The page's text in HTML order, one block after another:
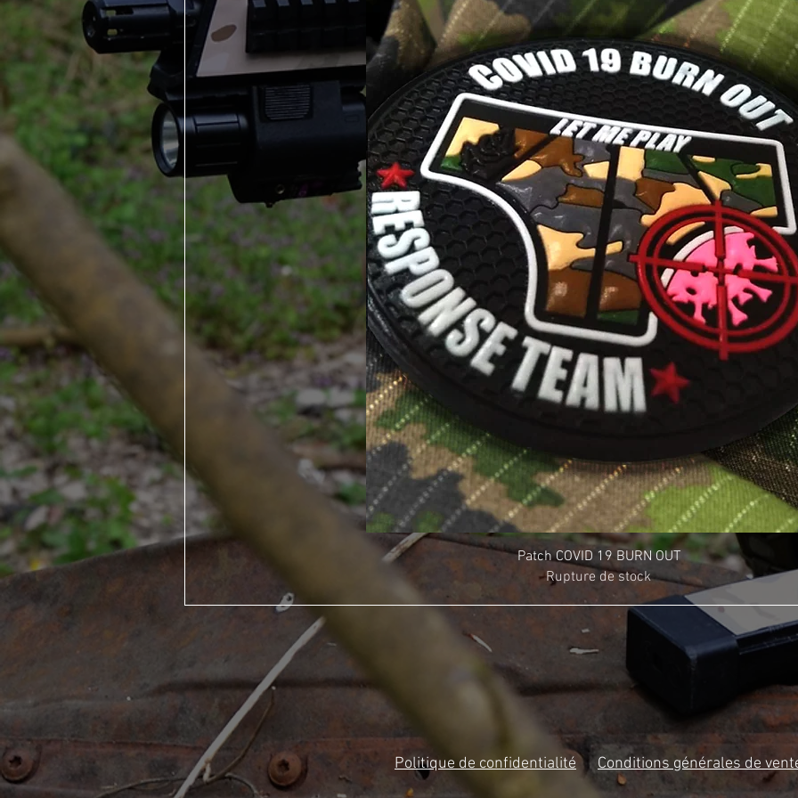
Patch COVID 19 BURN OUT
Rupture de stock
Politique de confidentialité Conditions générales de